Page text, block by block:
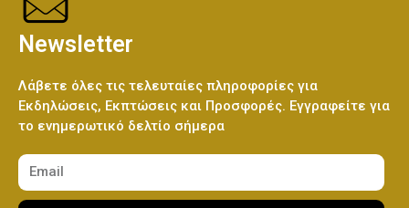
Newsletter
Λάβετε όλες τις τελευταίες πληροφορίες για
Εκδηλώσεις, Εκπτώσεις και Προσφορές. Εγγραφείτε για
το ενημερωτικό δελτίο σήμερα